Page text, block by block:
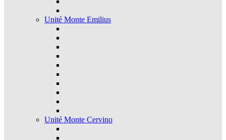
Unité Monte Emilius
Unité Monte Cervino